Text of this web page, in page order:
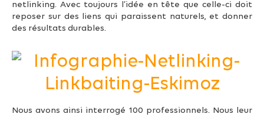
netlinking. Avec toujours l’idée en tête que celle-ci doit
reposer sur des liens qui paraissent naturels, et donner
des résultats durables.
Nous avons ainsi interrogé 100 professionnels. Nous leur